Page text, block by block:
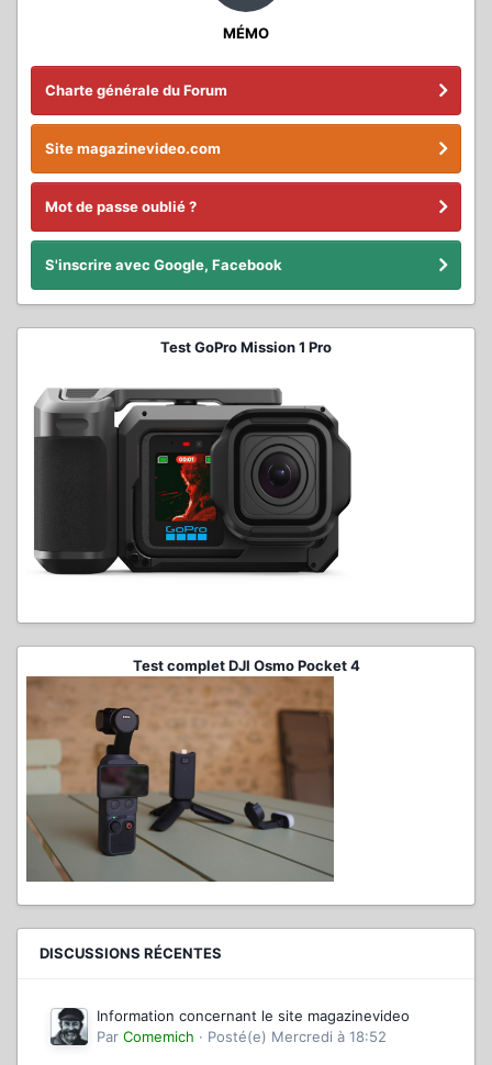
MÉMO
Charte générale du Forum
Site magazinevideo.com
Mot de passe oublié ?
S'inscrire avec Google, Facebook
Test GoPro Mission 1 Pro
Test complet DJI Osmo Pocket 4
DISCUSSIONS RÉCENTES
Information concernant le site magazinevideo
Par Comemich · Posté(e) Mercredi à 18:52